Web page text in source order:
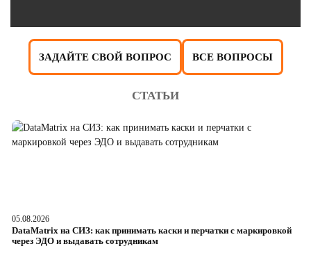
ЗАДАЙТЕ СВОЙ ВОПРОС ВСЕ ВОПРОСЫ
СТАТЬИ
05.08.2026
DataMatrix на СИЗ: как принимать каски и перчатки с маркировкой
через ЭДО и выдавать сотрудникам